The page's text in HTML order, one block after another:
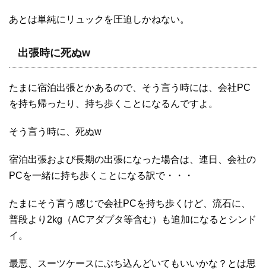
あとは単純にリュックを圧迫しかねない。
出張時に死ぬw
たまに宿泊出張とかあるので、そう言う時には、会社PC
を持ち帰ったり、持ち歩くことになるんですよ。
そう言う時に、死ぬw
宿泊出張および長期の出張になった場合は、連日、会社の
PCを一緒に持ち歩くことになる訳で・・・
たまにそう言う感じで会社PCを持ち歩くけど、流石に、
普段より2kg（ACアダプタ等含む）も追加になるとシンド
イ。
最悪、スーツケースにぶち込んどいてもいいかな？とは思